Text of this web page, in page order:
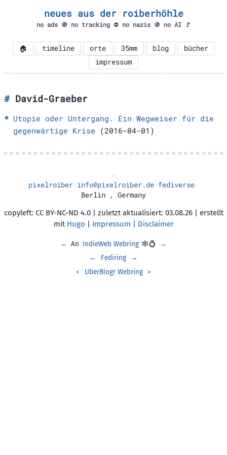
neues aus der roiberhöhle
no ads 🚫 no tracking ⛔ no nazis 🚯 no AI 🚩
🏠 timeline orte 35mm blog
bücher
impressum
David-Graeber
Utopie oder Untergang. Ein Wegweiser für die
gegenwärtige Krise (2016-04-01)
pixelroiber· info@pixelroiber.de· fediverse·
Berlin , Germany
copyleft: CC BY-NC-ND 4.0 | zuletzt aktualisiert: 03.08.26 | erstellt
mit Hugo | Impressum | Disclaimer
← An IndieWeb Webring 🕸💍
→
←
Fediring
→
<
UberBlogr Webring >